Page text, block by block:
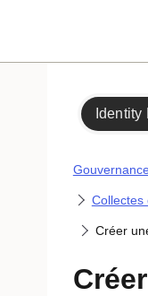
Identity
Collectes
Créer